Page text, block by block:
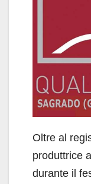
Oltre al
produttrice
durante il